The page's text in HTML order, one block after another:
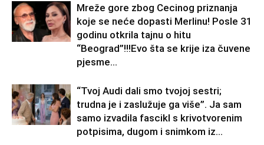
Mreže gore zbog Cecinog priznanja
koje se neće dopasti Merlinu! Posle 31
godinu otkrila tajnu o hitu
“Beograd”!!!Evo šta se krije iza čuvene
pjesme...
“Tvoj Audi dali smo tvojoj sestri;
trudna je i zaslužuje ga više”. Ja sam
samo izvadila fascikl s krivotvorenim
potpisima, dugom i snimkom iz...